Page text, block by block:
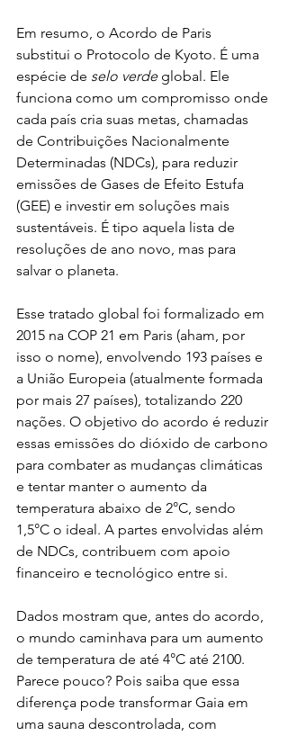
Em resumo, o Acordo de Paris
substitui o Protocolo de Kyoto. É uma
espécie de selo verde global. Ele
funciona como um compromisso onde
cada país cria suas metas, chamadas
de Contribuições Nacionalmente
Determinadas (NDCs), para reduzir
emissões de Gases de Efeito Estufa
(GEE) e investir em soluções mais
sustentáveis. É tipo aquela lista de
resoluções de ano novo, mas para
salvar o planeta.
Esse tratado global foi formalizado em
2015 na COP 21 em Paris (aham, por
isso o nome), envolvendo 193 países e
a União Europeia (atualmente formada
por mais 27 países), totalizando 220
nações. O objetivo do acordo é reduzir
essas emissões do dióxido de carbono
para combater as mudanças climáticas
e tentar manter o aumento da
temperatura abaixo de 2°C, sendo
1,5°C o ideal. A partes envolvidas além
de NDCs, contribuem com apoio
financeiro e tecnológico entre si.
Dados mostram que, antes do acordo,
o mundo caminhava para um aumento
de temperatura de até 4°C até 2100.
Parece pouco? Pois saiba que essa
diferença pode transformar Gaia em
uma sauna descontrolada, com